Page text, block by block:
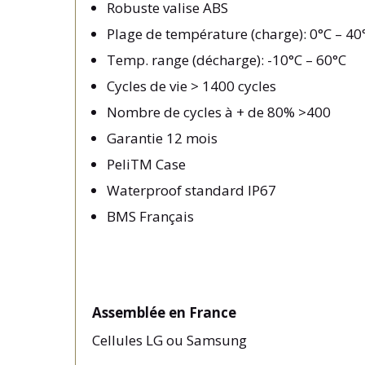
Robuste valise ABS
Plage de température (charge): 0°C –
Temp. range (décharge): -10°C – 60°C
Cycles de vie > 1400 cycles
Nombre de cycles à + de 80% >400
Garantie 12 mois
PeliTM Case
Waterproof standard IP67
BMS Français
Assemblée en France
Cellules LG ou Samsung